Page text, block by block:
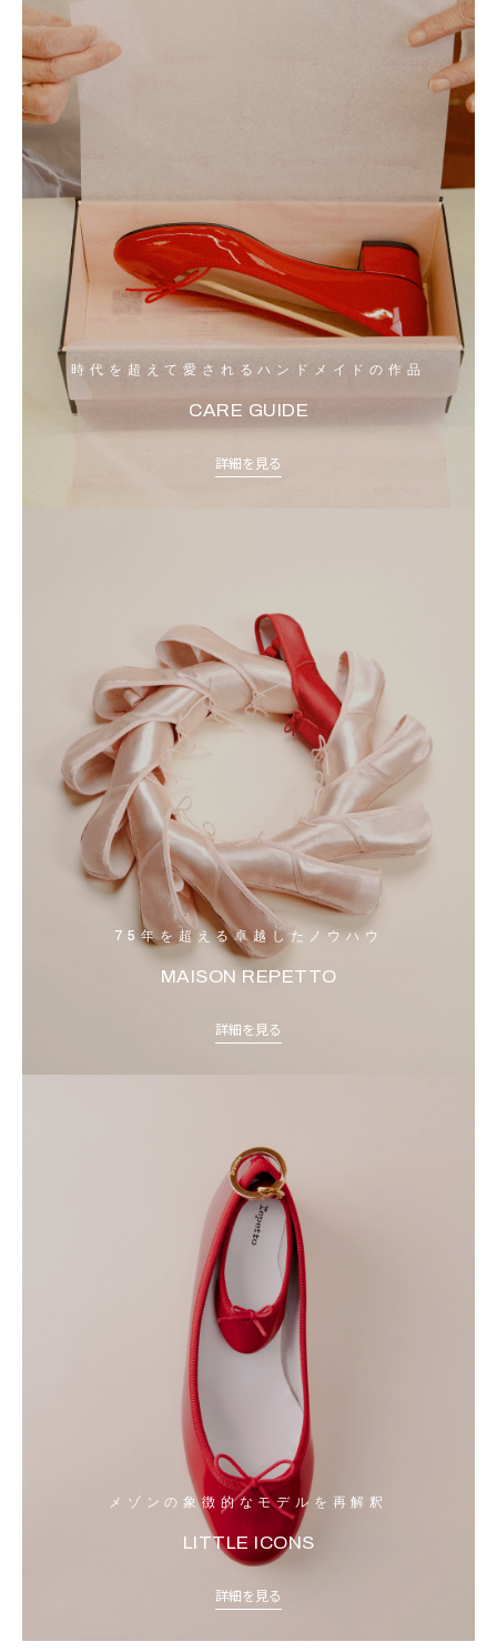
時代を超えて愛されるハンドメイドの作品
CARE GUIDE
詳細を見る
75年を超える卓越したノウハウ
MAISON REPETTO
詳細を見る
メゾンの象徴的なモデルを再解釈
LITTLE ICONS
詳細を見る